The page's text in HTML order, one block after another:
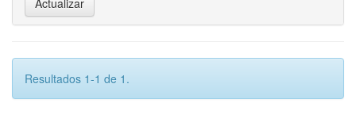
Resultados 1-1 de 1.